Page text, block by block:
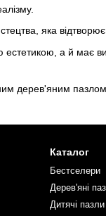
яка відтворює
а й має
дерев'яним
Каталог
Бестселери
Дерев'яні
Дитячі пазли